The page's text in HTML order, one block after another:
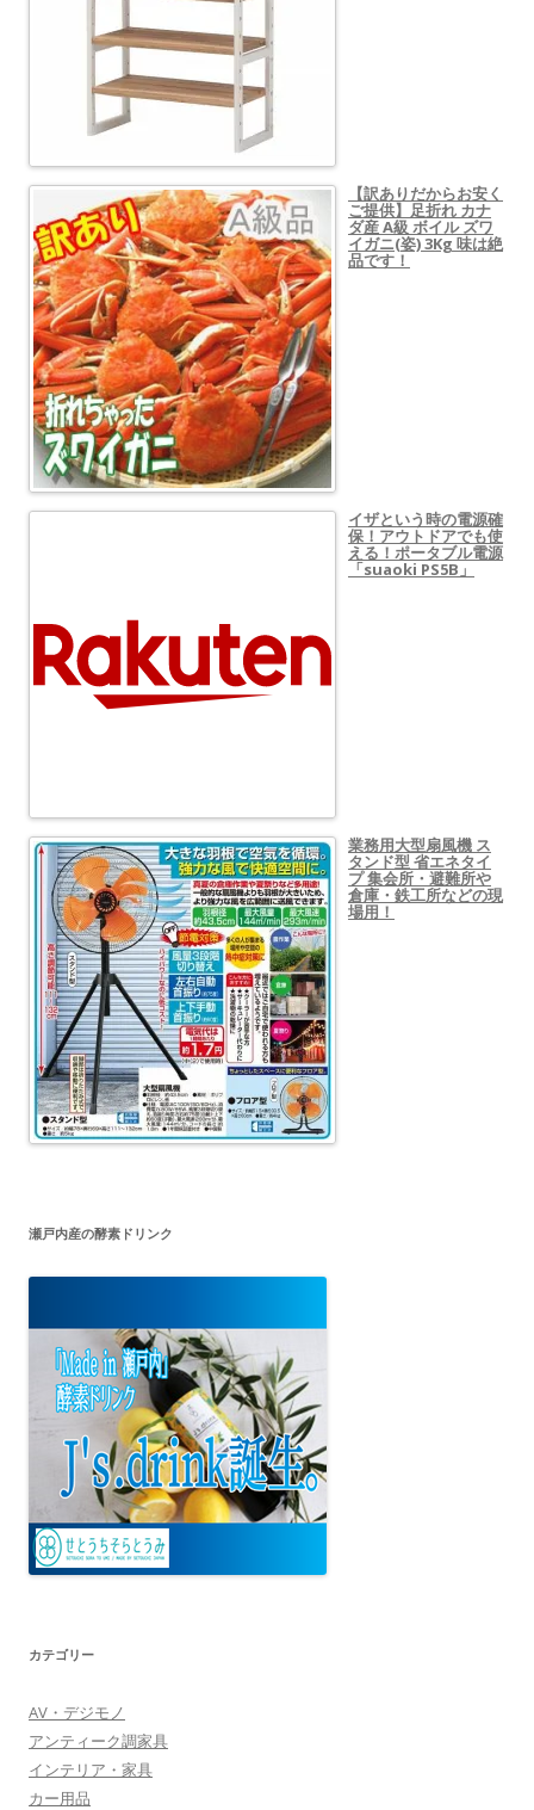
【訳ありだからお安く
ご提供】足折れ カナ
ダ産 A級 ボイル ズワ
イガニ(姿) 3Kg 味は絶
品です！
イザという時の電源確
保！アウトドアでも使
える！ポータブル電源
「suaoki PS5B」
業務用大型扇風機 ス
タンド型 省エネタイ
プ 集会所・避難所や
倉庫・鉄工所などの現
場用！
瀬戸内産の酵素ドリンク
カテゴリー
AV・デジモノ
アンティーク調家具
インテリア・家具
カー用品